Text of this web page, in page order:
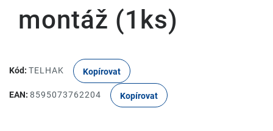
montáž (1ks)
Kód: TELHAK Kopírovat
EAN: 8595073762204 Kopírovat